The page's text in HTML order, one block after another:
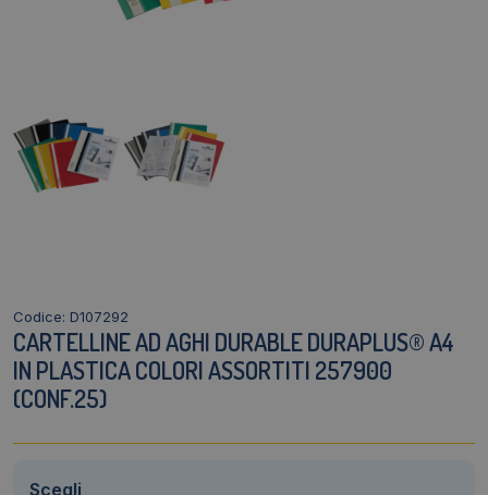
Codice: D107292
CARTELLINE AD AGHI DURABLE DURAPLUS® A4
IN PLASTICA COLORI ASSORTITI 257900
(CONF.25)
Scegli